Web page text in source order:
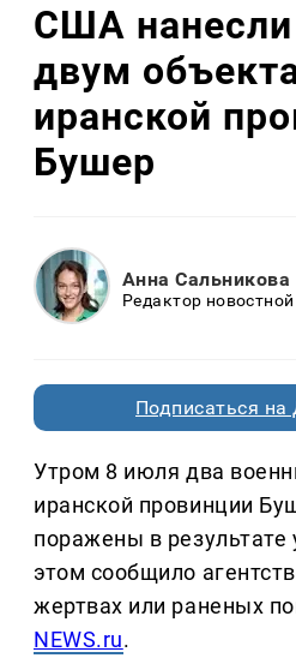
США нанесли
двум
иранской
Бушер
Анна Сальникова
Редактор
Подписаться на
Утром 8 июля два
иранской провинции
поражены в
этом сообщило
жертвах или раненых
NEWS.ru.